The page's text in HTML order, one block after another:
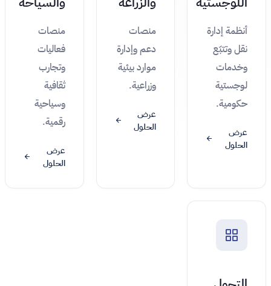
أنظمة إدارة
نقل وتتبّع
وخدمات
لوجستية
حكومية.
عرض
الحلول
منصات
دعم وإدارة
موارد بيئية
وزراعية.
عرض
الحلول
منصات
فعاليات
وتجارب
ثقافية
وسياحية
رقمية.
عرض
الحلول